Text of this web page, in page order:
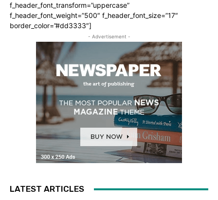
f_header_font_transform=”uppercase”
f_header_font_weight=”500″ f_header_font_size=”17″
border_color=”#dd3333″]
- Advertisement -
LATEST ARTICLES